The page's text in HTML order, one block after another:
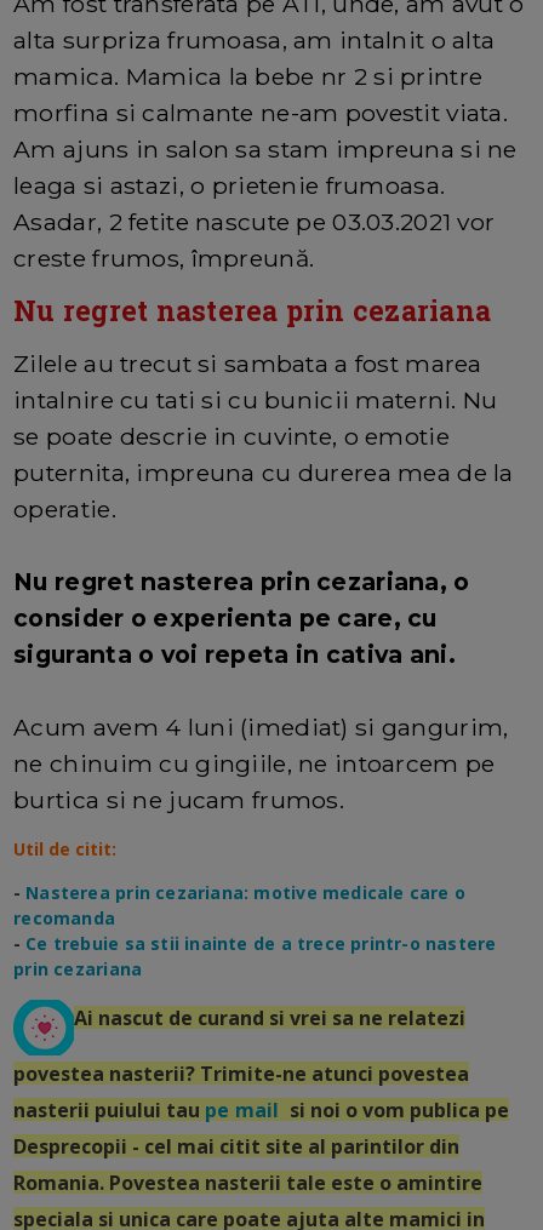
alta surpriza frumoasa, am intalnit o alta
mamica. Mamica la bebe nr 2 si printre
morfina si calmante ne-am povestit viata.
Am ajuns in salon sa stam impreuna si ne
leaga si astazi, o prietenie frumoasa.
Asadar, 2 fetite nascute pe 03.03.2021 vor
creste frumos, împreună.
Nu regret nasterea prin cezariana
Zilele au trecut si sambata a fost marea
intalnire cu tati si cu bunicii materni. Nu
se poate descrie in cuvinte, o emotie
puternita, impreuna cu durerea mea de la
operatie.
Nu regret nasterea prin cezariana, o
consider o experienta pe care, cu
siguranta o voi repeta in cativa ani.
Acum avem 4 luni (imediat) si gangurim,
ne chinuim cu gingiile, ne intoarcem pe
burtica si ne jucam frumos.
Util de citit:
- Nasterea prin cezariana: motive medicale care o
recomanda
- Ce trebuie sa stii inainte de a trece printr-o nastere
prin cezariana
Ai nascut de curand si vrei sa ne relatezi
povestea nasterii? Trimite-ne atunci povestea
nasterii puiului tau pe mail si noi o vom publica pe
Desprecopii - cel mai citit site al parintilor din
Romania. Povestea nasterii tale este o amintire
speciala si unica care poate ajuta alte mamici in